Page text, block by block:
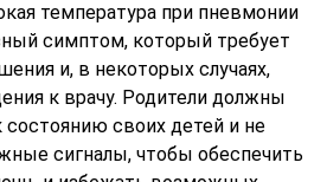
температура при пневмонии
симптом, который требует
и, в некоторых случаях,
к врачу. Родители должны
своих детей и не
сигналы, чтобы обеспечить